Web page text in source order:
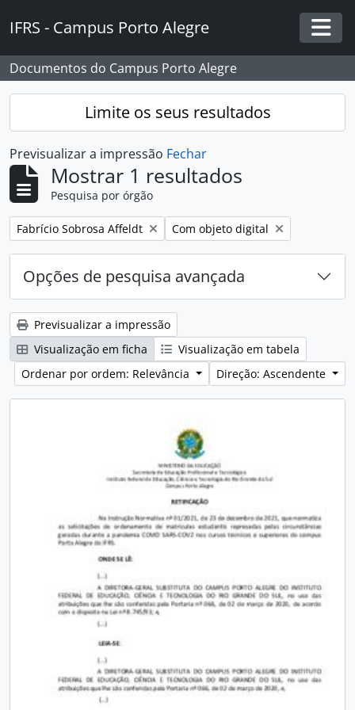
IFRS - Campus Porto Alegre
Documentos do Campus Porto Alegre
Limite os seus resultados
Previsualizar a impressão Fechar
Mostrar 1 resultados
Pesquisa por órgão
Remover filtro:
Fabrício Sobrosa Affeldt Remover filtro:
Com objeto digital
Opções de pesquisa avançada
Previsualizar a impressão
Visualização em ficha
Visualização em tabela
Ordenar por ordem: Relevância
Direção: Ascendente